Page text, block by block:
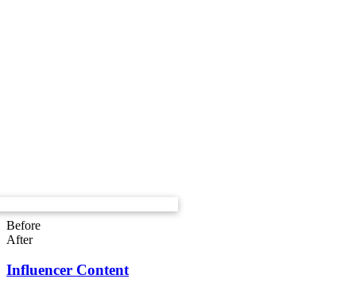
Before
After
Influencer Content